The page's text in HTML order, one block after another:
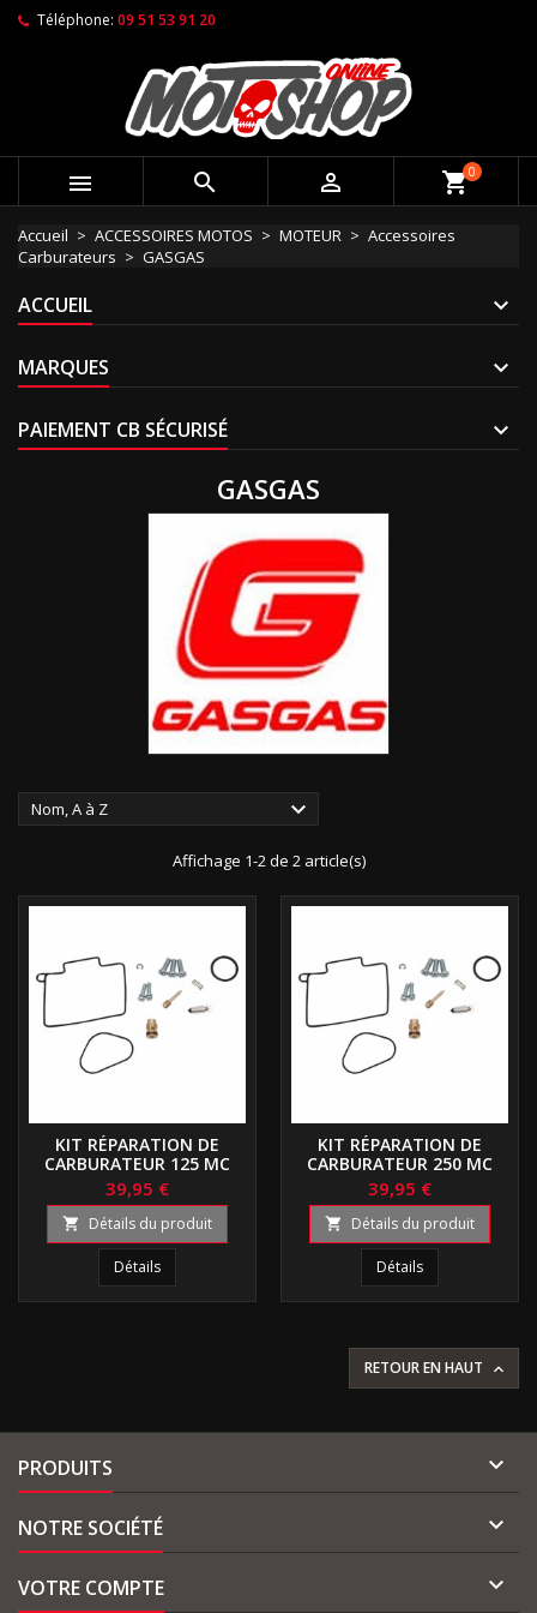
Téléphone: 09 51 53 91 20
   shopping_cart0
Accueil ACCESSOIRES MOTOS MOTEUR
Accessoires
Carburateurs
GASGAS
ACCUEIL
MARQUES
PAIEMENT CB SÉCURISÉ
GASGAS
Nom, A à Z 
Affichage 1-2 de 2 article(s)
KIT RÉPARATION DE
CARBURATEUR 125 MC
39,95 €
 Détails du produit
Détails
KIT RÉPARATION DE
CARBURATEUR 250 MC
39,95 €
 Détails du produit
Détails
RETOUR EN HAUT 
PRODUITS 
NOTRE SOCIÉTÉ 
VOTRE COMPTE 